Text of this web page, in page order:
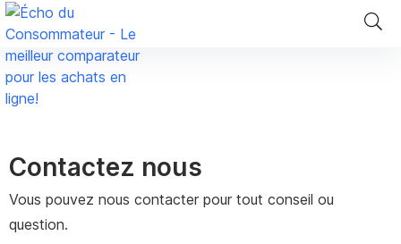
Contactez nous
Vous pouvez nous contacter pour tout conseil ou
question.